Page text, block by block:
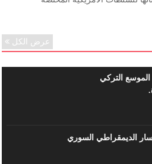
عرض الكل
الموسع التركي
الديمقراطي السوري